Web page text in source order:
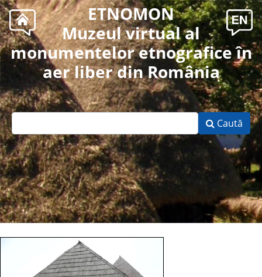
ETNOMON
Muzeul virtual al
monumentelor etnografice în
aer liber din România
Caută